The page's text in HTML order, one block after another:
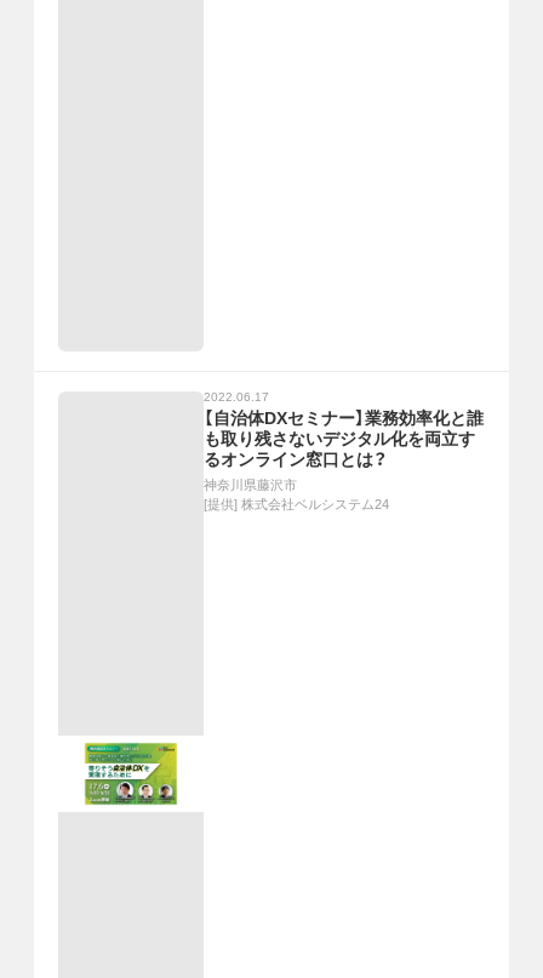
2022.06.17
【自治体DXセミナー】業務効率化と誰
も取り残さないデジタル化を両立す
るオンライン窓口とは？
神奈川県藤沢市
[提供] 株式会社ベルシステム24